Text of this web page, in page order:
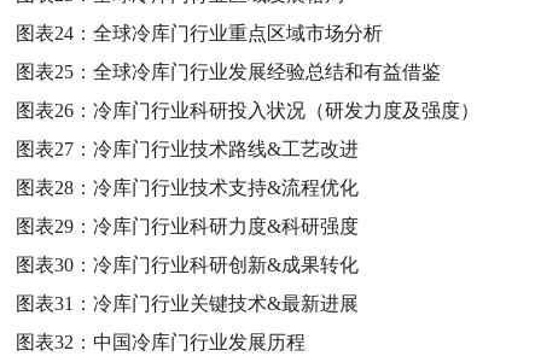
图表24：全球冷库门行业重点区域市场分析
图表25：全球冷库门行业发展经验总结和有益借鉴
图表26：冷库门行业科研投入状况（研发力度及强度）
图表27：冷库门行业技术路线&工艺改进
图表28：冷库门行业技术支持&流程优化
图表29：冷库门行业科研力度&科研强度
图表30：冷库门行业科研创新&成果转化
图表31：冷库门行业关键技术&最新进展
图表32：中国冷库门行业发展历程